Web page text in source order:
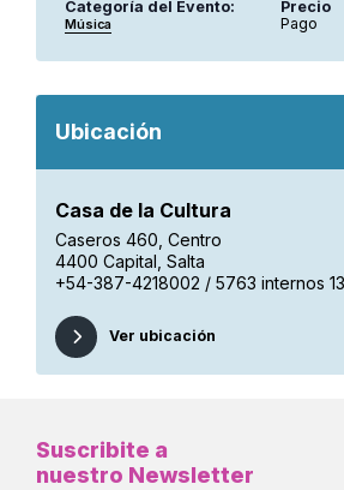
Categoría del Evento:
Música
Precio
Pago
Ubicación
Casa de la Cultura
Caseros 460, Centro
4400 Capital, Salta
+54-387-4218002 / 5763 internos
Ver ubicación
Suscribite a
nuestro Newsletter